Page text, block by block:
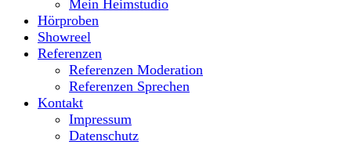
Mein Heimstudio
Hörproben
Showreel
Referenzen
Referenzen Moderation
Referenzen Sprechen
Kontakt
Impressum
Datenschutz